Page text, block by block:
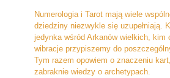
Numerologia i Tarot mają wiele
dziedziny niezwykle się uzupełniają.
jedynka wśród Arkanów wielkich, kim
wibracje przypiszemy do
Tym razem opowiem o znaczeniu
zabraknie wiedzy o archetypach.